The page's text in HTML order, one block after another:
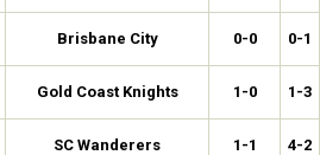
Brisbane City 0-0 0-1
Gold Coast Knights 1-0 1-3
SC Wanderers 1-1 4-2